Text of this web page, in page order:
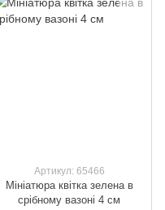
Артикул: 65466
Мініатюра квітка зелена в
срібному вазоні 4 см